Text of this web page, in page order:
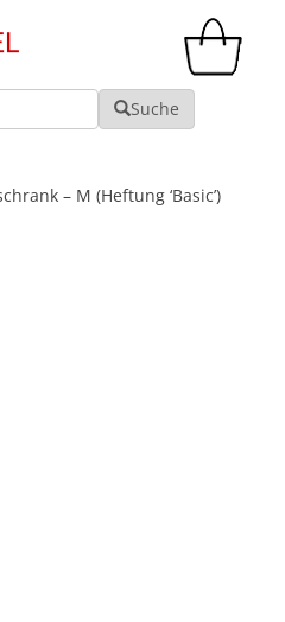
Suche
– M (Heftung ‘Basic’)